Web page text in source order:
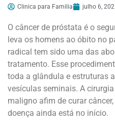
Clinica para Familia julho 6,
O câncer de próstata é o
leva os homens ao óbito no
radical tem sido uma das
tratamento. Esse
toda a glândula e estruturas
vesículas seminais. A
maligno afim de curar
doença ainda está no início.